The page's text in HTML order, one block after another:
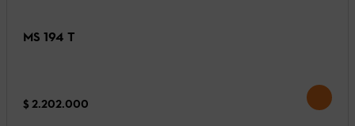
MS 194 T
$ 2.202.000